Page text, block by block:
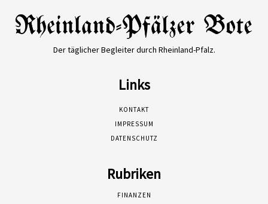
Der täglicher Begleiter durch Rheinland-Pfalz.
Links
KONTAKT
IMPRESSUM
DATENSCHUTZ
Rubriken
FINANZEN